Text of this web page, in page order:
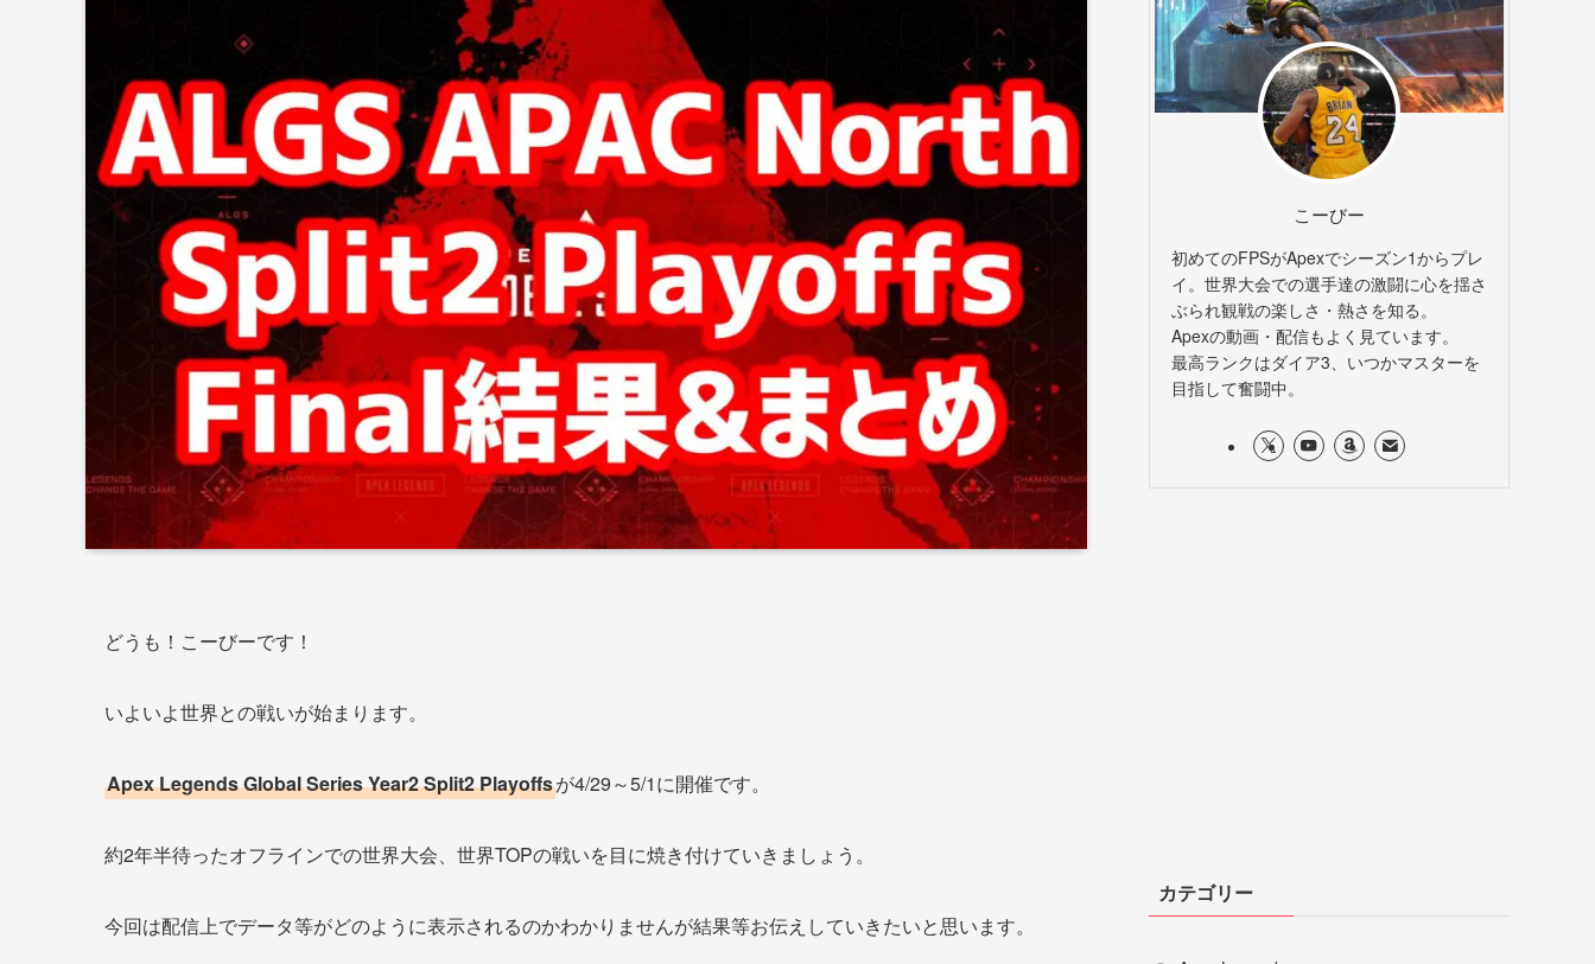
どうも！こーびーです！
いよいよ世界との戦いが始まります。
Apex Legends Global Series Year2 Split2 Playoffsが4/29～5/1に開催です。
約2年半待ったオフラインでの世界大会、世界TOPの戦いを目に焼き付けていきましょう。
今回は配信上でデータ等がどのように表示されるのかわかりませんが結果等お伝えしていきたいと思います。
こーびー
初めてのFPSがApexでシーズン1からプレ
イ。世界大会での選手達の激闘に心を揺さ
ぶられ観戦の楽しさ・熱さを知る。
Apexの動画・配信もよく見ています。
最高ランクはダイア3、いつかマスターを
目指して奮闘中。
カテゴリー